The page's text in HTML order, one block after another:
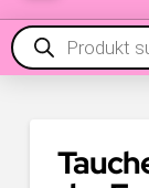
Products
search